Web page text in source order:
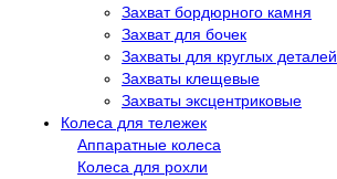
Захват бордюрного камня
Захват для бочек
Захваты для круглых деталей
Захваты клещевые
Захваты эксцентриковые
Колеса для тележек
Аппаратные колеса
Колеса для рохли